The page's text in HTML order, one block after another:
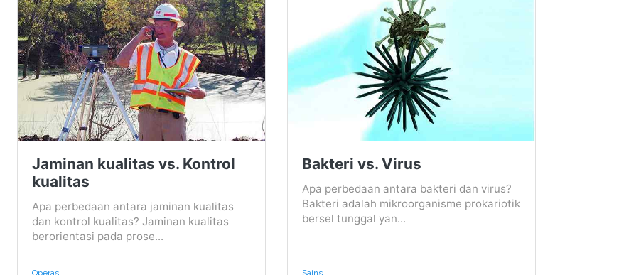
Jaminan kualitas vs. Kontrol
kualitas
Apa perbedaan antara jaminan kualitas
dan kontrol kualitas? Jaminan kualitas
berorientasi pada prose...
Operasi
Bakteri vs. Virus
Apa perbedaan antara bakteri dan virus?
Bakteri adalah mikroorganisme prokariotik
bersel tunggal yan...
Sains